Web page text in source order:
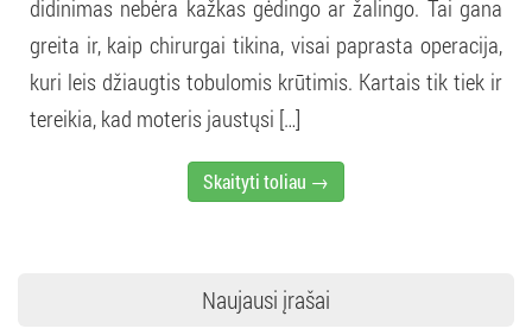
didinimas nebėra kažkas gėdingo ar žalingo. Tai gana
greita ir, kaip chirurgai tikina, visai paprasta operacija,
kuri leis džiaugtis tobulomis krūtimis. Kartais tik tiek ir
tereikia, kad moteris jaustųsi […]
Skaityti toliau →
Naujausi įrašai